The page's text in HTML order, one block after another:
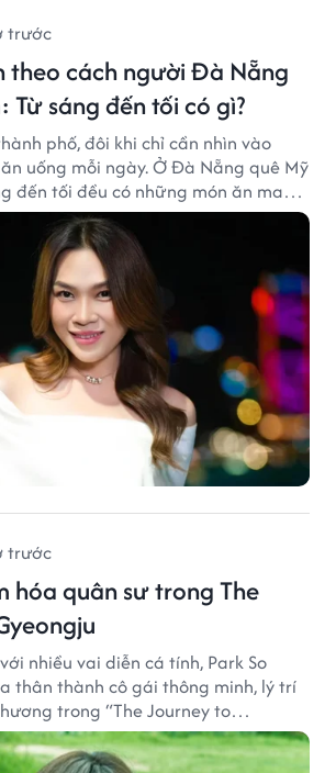
trước
theo cách người Đà Nẵng
Từ sáng đến tối có gì?
phố, đôi khi chỉ cần nhìn vào
uống mỗi ngày. Ở Đà Nẵng quê Mỹ
đến tối đều có những món ăn mang
Trung.
trước
hóa quân sư trong The
nhiều vai diễn cá tính, Park So
thân thành cô gái thông minh, lý trí
trong “The Journey to